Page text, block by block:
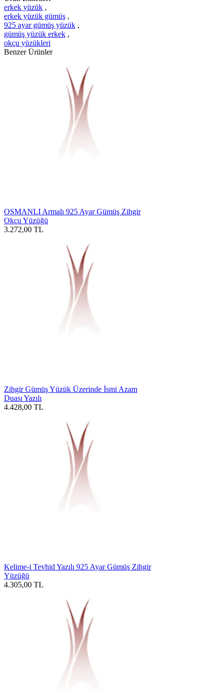
erkek yüzük ,
erkek yüzük gümüş ,
925 ayar gümüş yüzük ,
gümüş yüzük erkek ,
okçu yüzükleri
Benzer Ürünler
OSMANLI Armalı 925 Ayar Gümüş Zihgir
Okçu Yüzüğü
3.272,00 TL
Zihgir Gümüş Yüzük Üzerinde İsmi Azam
Duası Yazılı
4.428,00 TL
Kelime-i Tevhid Yazılı 925 Ayar Gümüş Zihgir
Yüzüğü
4.305,00 TL